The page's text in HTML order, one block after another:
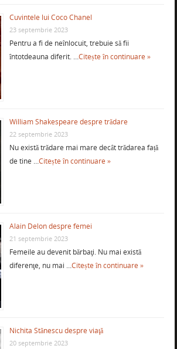
Cuvintele lui Coco Chanel
23 septembrie 2023
Pentru a fi de neînlocuit, trebuie să fii
întotdeauna diferit. …Citește în continuare »
William Shakespeare despre trădare
22 septembrie 2023
Nu există trădare mai mare decât trădarea față
de tine …Citește în continuare »
Alain Delon despre femei
21 septembrie 2023
Femeile au devenit bărbaţi. Nu mai există
diferenţe, nu mai …Citește în continuare »
Nichita Stănescu despre viaţă
20 septembrie 2023